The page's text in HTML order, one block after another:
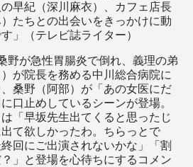
早紀（深川麻衣）、カフェ店長
たちとの出会いをきっかけに動
」（テレビ誌ライター）
が急性胃腸炎で倒れ、義理の弟
が院長を務める中川総合病院に
桑野（阿部）が「あの女医にだ
口止めしているシーンが登場。
「早坂先生出てくると思ったじ
て欲しかったわ。ちらっとで
回にご出演されないかな」「割
」と登場を心待ちにするコメン